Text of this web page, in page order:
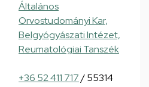
Általános
Orvostudományi Kar,
Belgyógyászati Intézet,
Reumatológiai Tanszék
+36 52 411 717/ 55314